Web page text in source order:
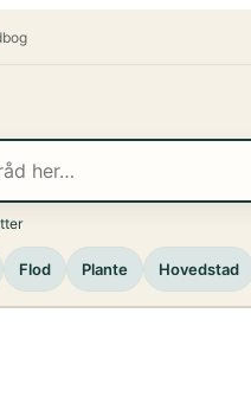
Flod Plante Hovedstad